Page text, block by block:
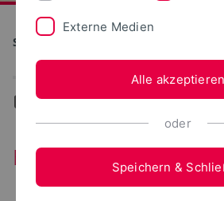
S(kim) - Service Kommunikation
... Ereignisse-Termine
Ereignisse/Termine
Externe Medien
Alle akzeptieren
oder
Speichern &